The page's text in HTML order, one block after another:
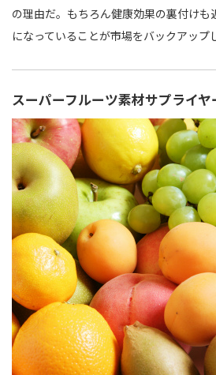
の理由だ。もちろん健康効果の裏付けも
になっていることが市場をバックアップ
スーパーフルーツ素材サプライヤ